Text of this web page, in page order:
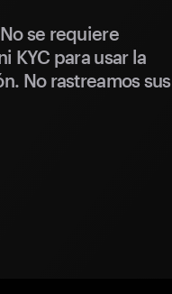
No se requiere
KYC para usar la
No rastreamos sus